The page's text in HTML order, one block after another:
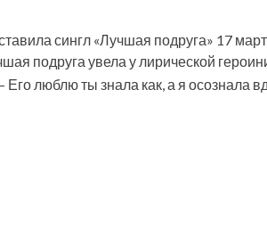
сингл «Лучшая подруга» 17
подруга увела у лирической
люблю ты знала как, а я осознала